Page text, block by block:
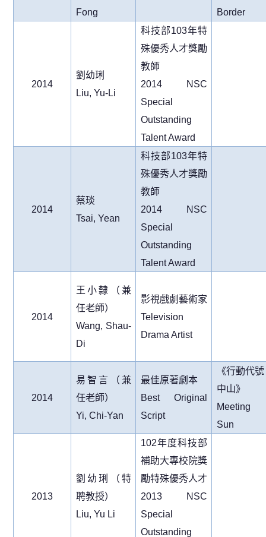
Fong
Border
2014
劉幼琍
Liu, Yu-Li
科技部103年特
殊優秀人才獎勵
教師
2014 NSC
Special
Outstanding
Talent Award
2014
蔡琰
Tsai, Yean
科技部103年特
殊優秀人才獎勵
教師
2014 NSC
Special
Outstanding
Talent Award
2014
王小隸（兼
任老師）
Wang, Shau-
Di
影視戲劇藝術家
Television
Drama Artist
2014
易智言（兼
任老師）
Yi, Chi-Yan
最佳原著劇本
Best Original
Script
《行動代
中山》
Meeting
Sun
2013
劉幼琍（特
聘教授）
Liu, Yu Li
102年度科技部
補助大專校院獎
勵特殊優秀人才
2013 NSC
Special
Outstanding